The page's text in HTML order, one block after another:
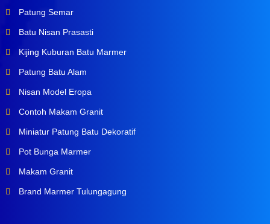
Patung Semar
Batu Nisan Prasasti
Kijing Kuburan Batu Marmer
Patung Batu Alam
Nisan Model Eropa
Contoh Makam Granit
Miniatur Patung Batu Dekoratif
Pot Bunga Marmer
Makam Granit
Brand Marmer Tulungagung